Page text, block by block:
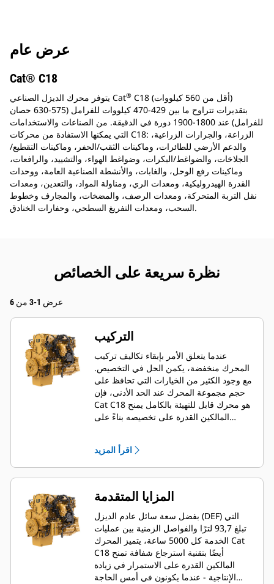
عرض عام
Cat® C18
يتوفر محرك الديزل الصناعي Cat® C18 (أقل من 560 كيلووات)
بتقديرات تتراوح ما بين 429-470 كيلووات للفرامل (575-630 حصان
للفرامل) عند 1800-1900 دورة في الدقيقة. من الصناعات والاستخدامات
التي يمكنها الاستفادة من محركات C18: الزراعة، والجرارات الزراعية،
والدعم الأرضي للطائرات، وماكينات الثقب/الحفر، وماكينات التقطيع/
الجلاخات، والضواغط/البكرات، وضواغط الهواء، والتشييد، والرافعات،
وماكينات رفع الوحل، والغابات، والأنشطة الصناعية العامة، ووحدات
القدرة الهيدروليكية، ومعدات الري، ومناولة المواد، والتعدين، ومعدات
نقل التربة المتحركة، ومعدات الرصف، والمضخات، والمجارف وخطوط
السحب، ومعدات التفريغ السطحي، وحفارات الخنادق.
نظرة سريعة على الخصائص
عرض 1-3 من 6
التركيب
عندما يتعلق الأمر بإبقاء تكاليف تركيب
المحرك منخفضة، يكمن الحل في التخصيص.
مع وجود الكثير من الخيارات التي تحافظ على
حجم مجموعة المحرك عند الحد الأدنى، فإن
Cat C18 هو محرك قابل للتهيئة بالكامل يمنح
المالكين القدرة على تخصيصه بناءً على
اقرأ المزيد
المزايا المتقدمة
بفضل سعة سائل عادم الديزل (DEF) التي
تبلغ 93,7 لترًا والفواصل الزمنية بين عمليات
الخدمة كل 5000 ساعة، يتميز المحرك Cat
C18 أيضًا بتقنية استرجاع شفافة تمنح
المالكين القدرة على الاستمرار في زيادة
الإنتاجية - عندما يكونون في أمس الحاجة